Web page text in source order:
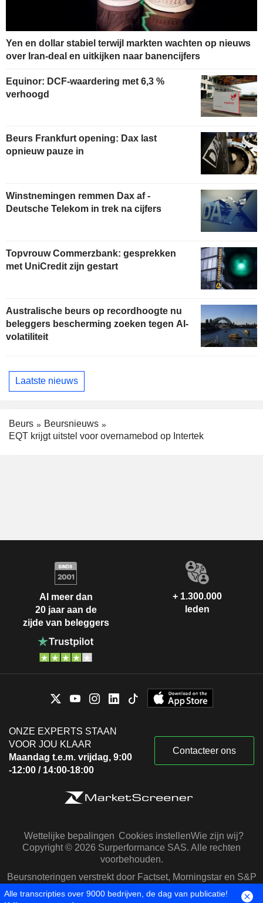
Yen en dollar stabiel terwijl markten wachten op nieuws
over Iran-deal en uitkijken naar banencijfers
Equinor: DCF-waardering met 6,3 %
verhoogd
Beurs Frankfurt opening: Dax last
opnieuw pauze in
Winstnemingen remmen Dax af -
Deutsche Telekom in trek na cijfers
Topvrouw Commerzbank: gesprekken
met UniCredit zijn gestart
Australische beurs op recordhoogte nu
beleggers bescherming zoeken tegen AI-
volatiliteit
Laatste nieuws
Beurs
Beursnieuws
EQT krijgt uitstel voor overnamebod op Intertek
Al meer dan
20 jaar aan de
zijde van beleggers
+ 1.300.000
leden
ONZE EXPERTS STAAN
VOOR JOU KLAAR
Maandag t.e.m. vrijdag, 9:00
-12:00 / 14:00-18:00
Contacteer ons
Wettelijke bepalingen Cookies instellenWie zijn wij?
Copyright © 2026 Surperformance SAS. Alle rechten
voorbehouden.
Beursnoteringen verstrekt door Factset, Morningstar en S&P
Capital IQ
Alle transcripties over 9000 bedrijven, de dag van publicatie!